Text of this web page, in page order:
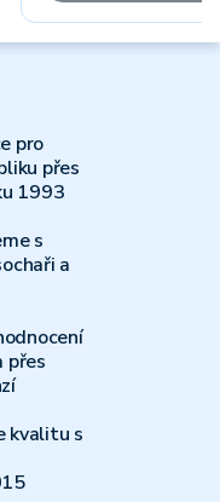
pro
přes
1993
s
a
přes
kvalitu s